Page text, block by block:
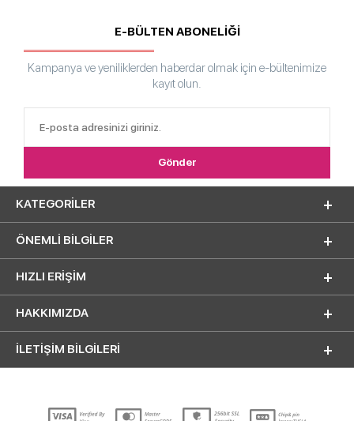
E-BÜLTEN ABONELİĞİ
Kampanya ve yeniliklerden haberdar olmak için e-bültenimize
kayıt olun.
KATEGORILER
ÖNEMLI BILGILER
HIZLI ERIŞIM
HAKKIMIZDA
İLETİŞİM BİLGİLERİ